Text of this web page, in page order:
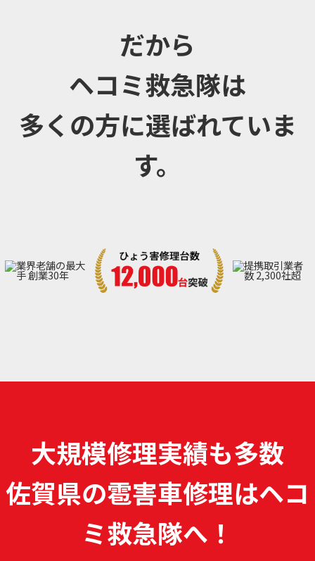
だから
ヘコミ救急隊は
多くの方に選ばれていま
す。
大規模修理実績も多数
佐賀県の雹害車修理はヘコ
ミ救急隊へ！